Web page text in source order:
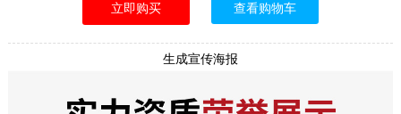
查看购物车
生成宣传海报